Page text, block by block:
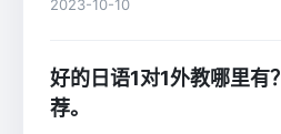
2023-10-10
好的日语1对1外教哪里有
荐。